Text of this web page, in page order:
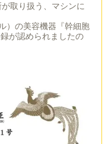
取り扱う、マシンに
）の美容機器『幹細胞
が認められましたの